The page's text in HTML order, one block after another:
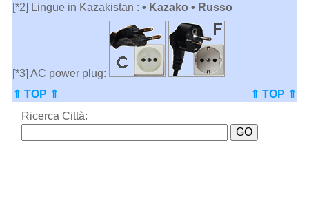
[*2] Lingue in Kazakistan : • Kazako • Russo
[*3] AC power plug:
⇑ TOP ⇑
⇑ TOP ⇑
Ricerca Città: